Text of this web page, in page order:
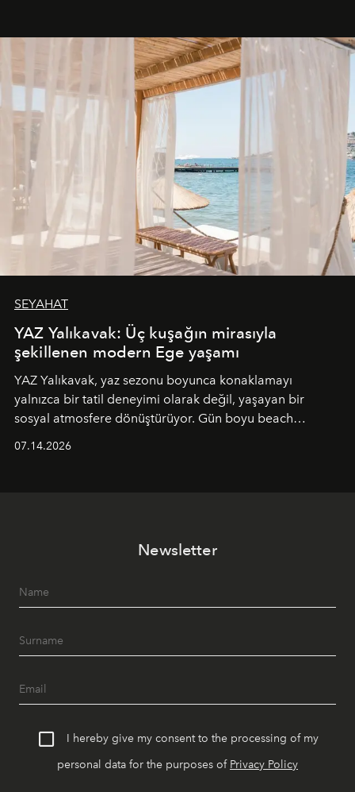
SEYAHAT
YAZ Yalıkavak: Üç kuşağın mirasıyla
şekillenen modern Ege yaşamı
YAZ Yalıkavak, yaz sezonu boyunca konaklamayı
yalnızca bir tatil deneyimi olarak değil, yaşayan bir
sosyal atmosfere dönüştürüyor. Gün boyu beach
geceye taşıyarak her hafta farklı bir deneyim sunuyor.
07.14.2026
Newsletter
I hereby give my consent to the processing of my
personal data for the purposes of Privacy Policy